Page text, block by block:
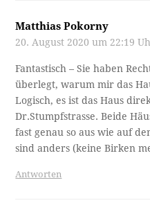
Matthias Pokorny
20. August 2020 um 22:19
Fantastisch – Sie haben
überlegt, warum mir das
Logisch, es ist das Haus
Dr.Stumpfstrasse. Beide
fast genau so aus wie auf
sind anders (keine Birken
Antworten